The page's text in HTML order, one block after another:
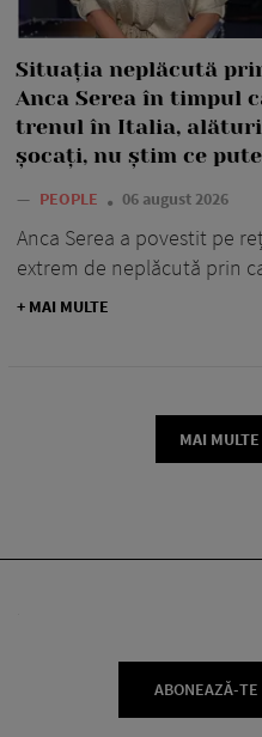
Situația neplăcută
Anca Serea în timpul
trenul în Italia, alături
șocați, nu știm ce
— PEOPLE 06 august 2026
Anca Serea a povestit pe
extrem de neplăcută prin
+ MAI MULTE
MAI
ABONEAZĂ-